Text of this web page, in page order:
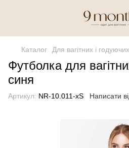
Каталог Для вагітних і годуючих
Футболка для
синя
Артикул: NR-10.011-xS Написати